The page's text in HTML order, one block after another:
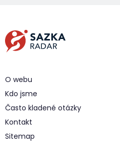
O webu
Kdo jsme
Často kladené otázky
Kontakt
Sitemap